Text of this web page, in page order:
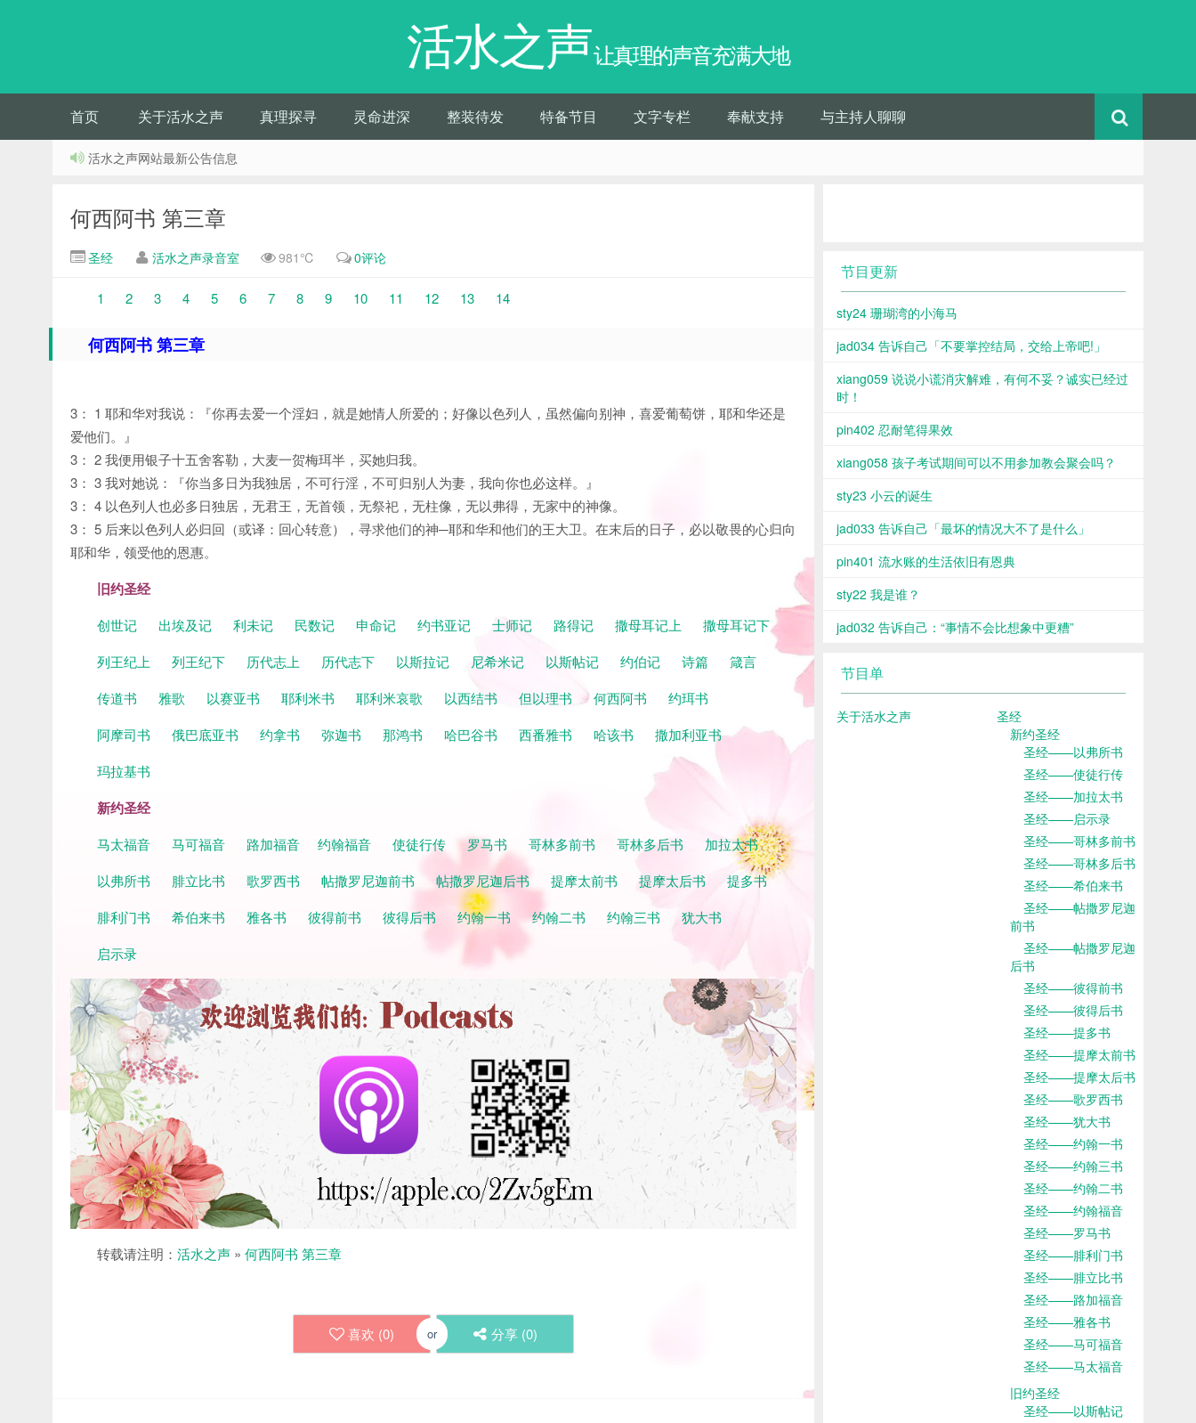
活水之声让真理的声音充满大地
首页 关于活水之声 真理探寻 灵命进深 整装待发 特备节目 文字专栏 奉献支持 与主持人聊聊
活水之声网站最新公告信息
何西阿书 第三章
圣经 活水之声录音室 981℃ 0评论
1 2 3 4 5 6 7 8 9 10 11 12 13 14
何西阿书 第三章
3： 1 耶和华对我说：『你再去爱一个淫妇，就是她情人所爱的；好像以色列人，虽然偏向别神，喜爱葡萄饼，耶和华还是
爱他们。』
3： 2 我便用银子十五舍客勒，大麦一贺梅珥半，买她归我。
3： 3 我对她说：『你当多日为我独居，不可行淫，不可归别人为妻，我向你也必这样。』
3： 4 以色列人也必多日独居，无君王，无首领，无祭祀，无柱像，无以弗得，无家中的神像。
3： 5 后来以色列人必归回（或译：回心转意），寻求他们的神─耶和华和他们的王大卫。在末后的日子，必以敬畏的心归向
耶和华，领受他的恩惠。
旧约圣经
创世记 出埃及记 利未记 民数记 申命记 约书亚记 士师记 路得记 撒母耳记上
撒母耳记下
列王纪上
列王纪下 历代志上 历代志下 以斯拉记 尼希米记 以斯帖记 约伯记 诗篇
箴言
传道书
雅歌 以赛亚书 耶利米书 耶利米哀歌 以西结书 但以理书 何西阿书
约珥书
阿摩司书
俄巴底亚书 约拿书 弥迦书 那鸿书 哈巴谷书 西番雅书 哈该书
撒加利亚书
玛拉基书
新约圣经
马太福音 马可福音 路加福音 约翰福音 使徒行传 罗马书 哥林多前书 哥林多后书
加拉太书
以弗所书
腓立比书 歌罗西书 帖撒罗尼迦前书 帖撒罗尼迦后书 提摩太前书 提摩太后书
提多书
腓利门书
希伯来书 雅各书 彼得前书 彼得后书 约翰一书 约翰二书 约翰三书
犹大书
启示录
转载请注明： 活水之声 » 何西阿书 第三章
喜欢 (0) or 分享 (0)
节目更新
sty24 珊瑚湾的小海马
jad034 告诉自己「不要掌控结局，交给上帝吧!」
xiang059 说说小谎消灾解难，有何不妥？诚实已经过
时！
pin402 忍耐笔得果效
xiang058 孩子考试期间可以不用参加教会聚会吗？
sty23 小云的诞生
jad033 告诉自己「最坏的情况大不了是什么」
pin401 流水账的生活依旧有恩典
sty22 我是谁？
jad032 告诉自己：“事情不会比想象中更糟”
节目单
关于活水之声
圣经
新约圣经
圣经——以弗所书
圣经——使徒行传
圣经——加拉太书
圣经——启示录
圣经——哥林多前书
圣经——哥林多后书
圣经——希伯来书
圣经——帖撒罗尼迦
前书
圣经——帖撒罗尼迦
后书
圣经——彼得前书
圣经——彼得后书
圣经——提多书
圣经——提摩太前书
圣经——提摩太后书
圣经——歌罗西书
圣经——犹大书
圣经——约翰一书
圣经——约翰三书
圣经——约翰二书
圣经——约翰福音
圣经——罗马书
圣经——腓利门书
圣经——腓立比书
圣经——路加福音
圣经——雅各书
圣经——马可福音
圣经——马太福音
旧约圣经
圣经——以斯帖记